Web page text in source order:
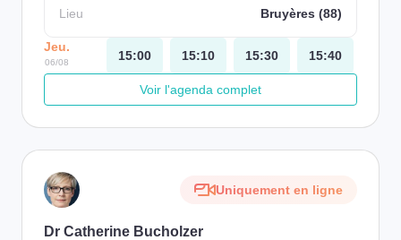
Lieu Bruyères (88)
Jeu.
06/08 15:00 15:10 15:30 15:40
Voir l'agenda complet
Uniquement en ligne
Dr Catherine Bucholzer